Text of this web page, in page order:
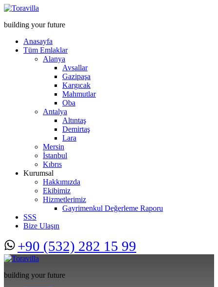
building your future
Anasayfa
Tüm Emlaklar
Alanya
Avsallar
Gazipaşa
Kargıcak
Mahmutlar
Oba
Antalya
Altıntaş
Demirtaş
Lara
Mersin
İstanbul
Kıbrıs
Kurumsal
Hakkımızda
Ekibimiz
Hizmetlerimiz
Gayrimenkul Değerleme Raporu
SSS
Bize Ulaşın
+90 (532) 282 15 99
building your future